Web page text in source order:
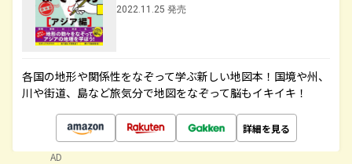
2022.11.25 発売
各国の地形や関係性をなぞって学ぶ新しい地図本！国境や州、
川や街道、島など旅気分で地図をなぞって脳もイキイキ！
詳細を見る
AD